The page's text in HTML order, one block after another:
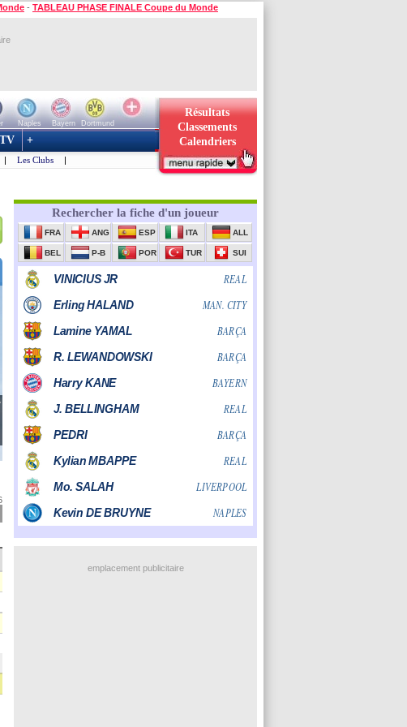
- TABLEAU PHASE FINALE Coupe du Monde
Naples Bayern
Dortmund
Résultats
Classements
Calendriers
TV +
| Les Clubs |
emplacement publicitaire